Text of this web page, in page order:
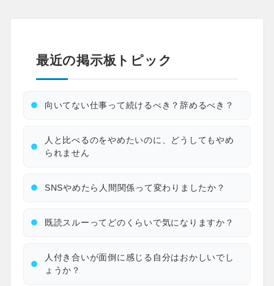
最近の掲示板トピック
向いてない仕事って続けるべき？辞めるべき？
人と比べるのをやめたいのに、どうしてもやめ
られません
SNSやめたら人間関係って変わりましたか？
既読スルーってどのくらいで気になりますか？
人付き合いが面倒に感じる自分はおかしいでし
ょうか？